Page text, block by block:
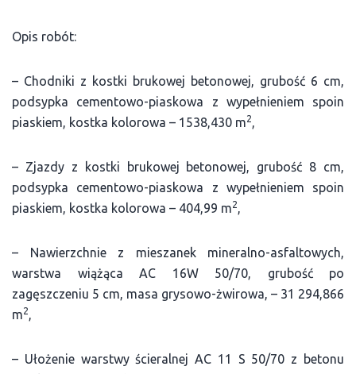
Opis robót:
– Chodniki z kostki brukowej betonowej, grubość 6 cm,
podsypka cementowo-piaskowa z wypełnieniem spoin
piaskiem, kostka kolorowa – 1538,430 m2
– Zjazdy z kostki brukowej betonowej, grubość 8 cm,
podsypka cementowo-piaskowa z wypełnieniem spoin
piaskiem, kostka kolorowa – 404,99 m2
– Nawierzchnie z mieszanek mineralno-asfaltowych,
warstwa wiążąca AC 16W 50/70, grubość po
zagęszczeniu 5 cm, masa grysowo-żwirowa, – 31 294,866
m2
– Ułożenie warstwy ścieralnej AC 11 S 50/70 z betonu